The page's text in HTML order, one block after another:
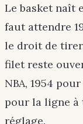
Le basket naît
faut attendre
le droit de
filet reste
NBA, 1954
pour la ligne à
réglage.